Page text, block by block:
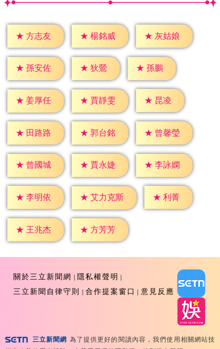
★ 方志友 ★ 楊銘威 ★ 灰姑娘
★ 孫安佐 ★ 狄鶯 ★ 孫鵬
★ 姜厚任 ★ 賈靜雯 ★ 昆凌
★ 田路路 ★ 郭台銘 ★ 曾馨瑩
★ 曾國城 ★ 賈永婕 ★ 李詠嫻
★ 李明依 ★ 艾力克斯 ★ 利菁
★ 王兆杰 ★ 方芳芳
關於三立新聞網
隱私權聲明
三立新聞自律守則
合作提案窗口 意見反應
Copyright ©2026 Sanlih E-Television All Rights
三立新聞網 為了提供更好的閱讀內容，我們使用相關網站技